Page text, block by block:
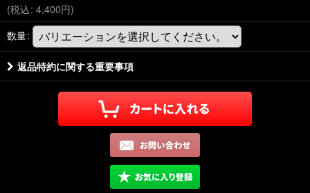
(税込: 4,400円)
数量:
返品特約に関する重要事項